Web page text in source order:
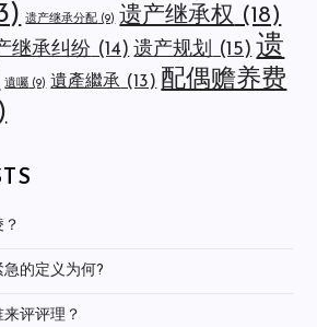
遗产继承分配 (9) 遗产继承权 (18)
继承纠纷 (14) 遗产规划 (15) 遗
遺囑 (9) 遺產繼承 (13) 配偶赡养费
的定义为何?
评评理？